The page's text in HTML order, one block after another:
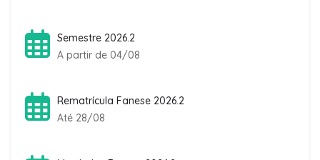
Semestre 2026.2
A partir de 04/08
Rematrícula Fanese 2026.2
Até 28/08